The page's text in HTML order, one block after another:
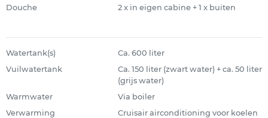
Douche
2 x in eigen cabine + 1 x buiten
Watertank(s)
Ca. 600 liter
Vuilwatertank
Ca. 150 liter (zwart water) + ca. 50 liter
(grijs water)
Warmwater
Via boiler
Verwarming
Cruisair airconditioning voor koelen